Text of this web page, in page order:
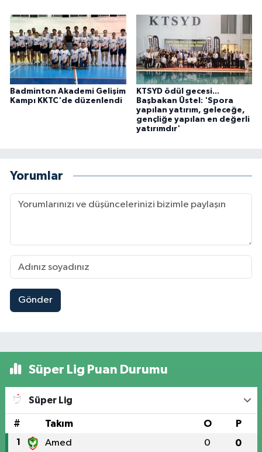
Badminton Akademi Gelişim
Kampı KKTC'de düzenlendi
KTSYD ödül gecesi...
Başbakan Üstel: 'Spora
yapılan yatırım, geleceğe,
gençliğe yapılan en değerli
yatırımdır'
Yorumlar
Gönder
Süper Lig Puan Durumu
Süper Lig
# Takım O P
1 Amed 0 0